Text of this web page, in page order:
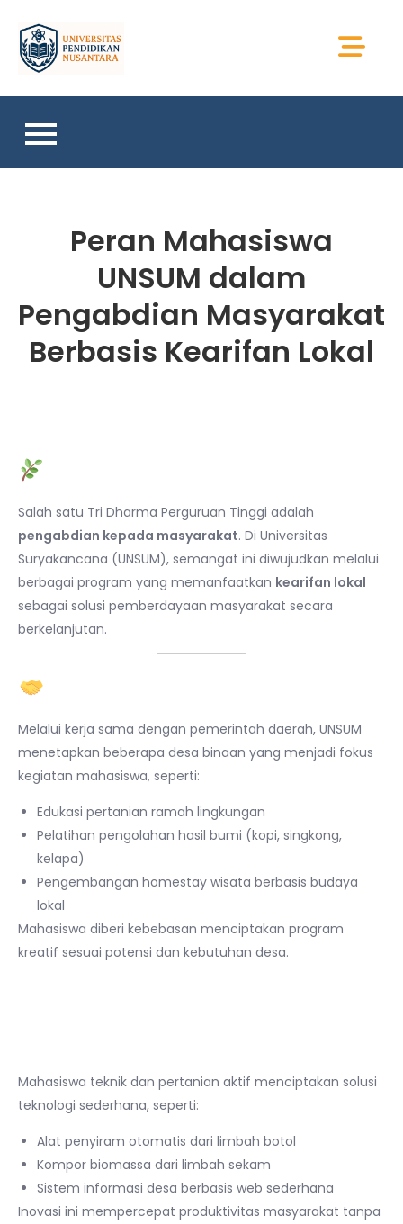
content
Peran Mahasiswa
UNSUM dalam
Pengabdian Masyarakat
Berbasis Kearifan Lokal
Salah satu Tri Dharma Perguruan Tinggi adalah
pengabdian kepada masyarakat. Di Universitas
Suryakancana (UNSUM), semangat ini diwujudkan melalui
berbagai program yang memanfaatkan kearifan lokal
sebagai solusi pemberdayaan masyarakat secara
berkelanjutan.
Melalui kerja sama dengan pemerintah daerah, UNSUM
menetapkan beberapa desa binaan yang menjadi fokus
kegiatan mahasiswa, seperti:
Edukasi pertanian ramah lingkungan
Pelatihan pengolahan hasil bumi (kopi, singkong,
kelapa)
Pengembangan homestay wisata berbasis budaya
lokal
Mahasiswa diberi kebebasan menciptakan program
kreatif sesuai potensi dan kebutuhan desa.
Mahasiswa teknik dan pertanian aktif menciptakan solusi
teknologi sederhana, seperti:
Alat penyiram otomatis dari limbah botol
Kompor biomassa dari limbah sekam
Sistem informasi desa berbasis web sederhana
Inovasi ini mempercepat produktivitas masyarakat tanpa